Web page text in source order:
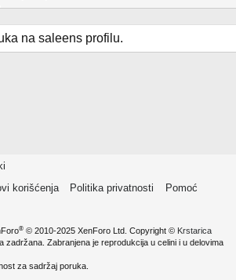
na saleens profilu.
korišćenja Politika privatnosti
Pomoć
® © 2010-2025 XenForo Ltd. Copyright © Krstarica
zadržana. Zabranjena je reprodukcija u celini i u delovima
za sadržaj poruka.